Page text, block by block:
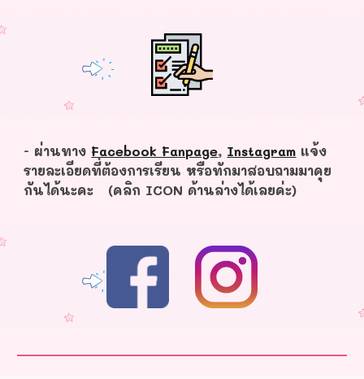
- ผ่านทาง Facebook Fanpage, Instagram แจ้ง
รายละเอียดที่ต้องการเรียน หรือทักมาสอบถามมาคุย
กันได้นะคะ (คลิก ICON ด้านล่างได้เลยค่ะ)